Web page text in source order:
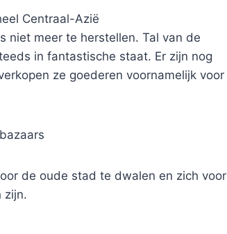
Centraal-Azië
niet meer te herstellen. Tal van de
in fantastische staat. Er zijn nog
ze goederen voornamelijk voor
de oude stad te dwalen en zich voor
zijn.